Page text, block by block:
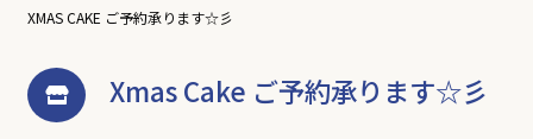
XMAS CAKE ご予約承ります☆彡
Xmas Cake ご予約承ります☆彡